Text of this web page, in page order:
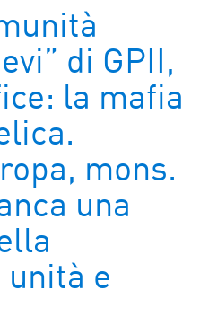
di GPII,
la mafia
mons.
una
e